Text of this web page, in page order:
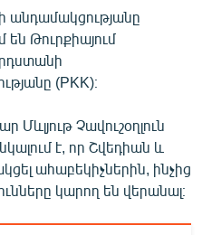
անդամակցությանը
են Թուրքիայում
(PKK)։
Չավուշօղլուն
է, որ Շվեդիան և
ահաբեկիչներին, ինչից
կարող են վերանալ։